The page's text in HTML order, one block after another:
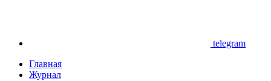
telegram
Главная
Журнал